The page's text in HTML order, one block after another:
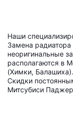
Наши
Замена
неоригинальные
располагаются в
(Химки,
Скидки
Митсубиси